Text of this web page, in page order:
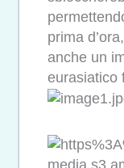
prima
anche un
eurasiatico